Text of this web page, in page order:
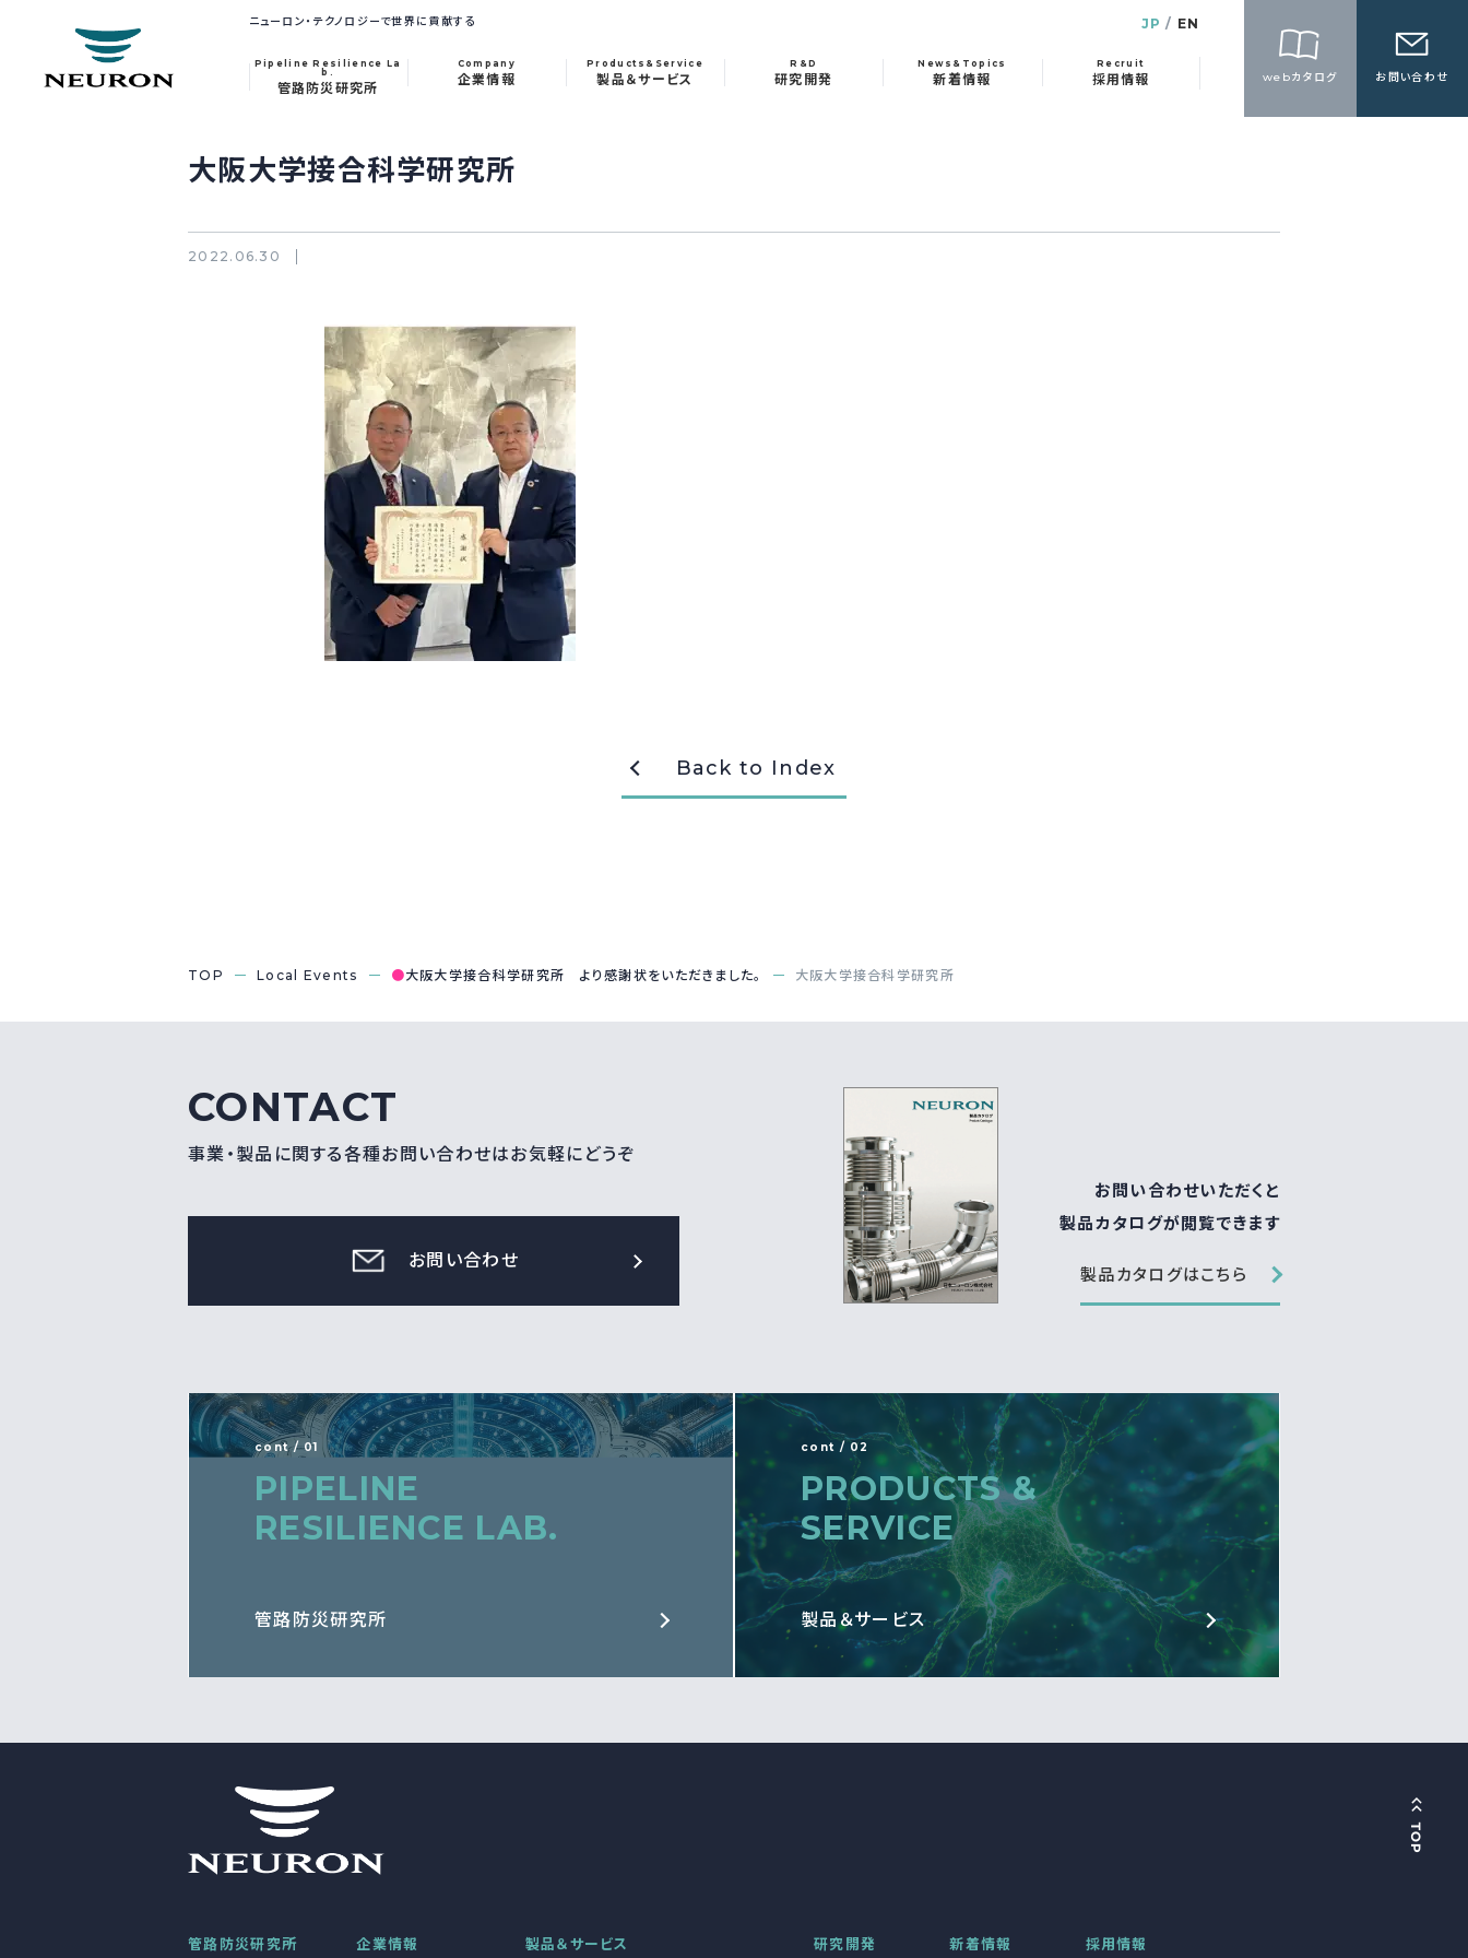
ニューロン・テクノロジーで世界に貢献する JP EN
Pipeline Resilience La
b.
管路防災研究所
Company
企業情報
Products&Service
製品＆サービス
R&D
研究開発
News&Topics
新着情報
Recruit
採用情報 webカタログ お問い合わせ
大阪大学接合科学研究所
2022.06.30
Back to Index
TOP Local Events ●大阪大学接合科学研究所 より感謝状をいただきました。 大阪大学接合科学研究所
CONTACT
事業・製品に関する各種お問い合わせはお気軽にどうぞ
お問い合わせ
お問い合わせいただくと
製品カタログが閲覧できます
製品カタログはこちら
cont / 01
PIPELINE
RESILIENCE LAB.
管路防災研究所
cont / 02
PRODUCTS &
SERVICE
製品＆サービス
管路防災研究所 企業情報 製品＆サービス 研究開発 新着情報 採用情報